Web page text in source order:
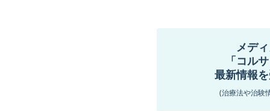
メデ
「コル
最新情報
(治療法や治験